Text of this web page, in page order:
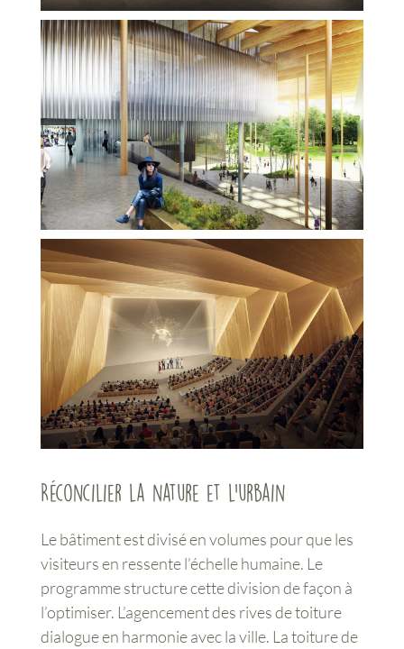
Réconcilier la nature et l’urbain
Le bâtiment est divisé en volumes pour que les
visiteurs en ressente l’échelle humaine. Le
programme structure cette division de façon à
l’optimiser. L’agencement des rives de toiture
dialogue en harmonie avec la ville. La toiture de